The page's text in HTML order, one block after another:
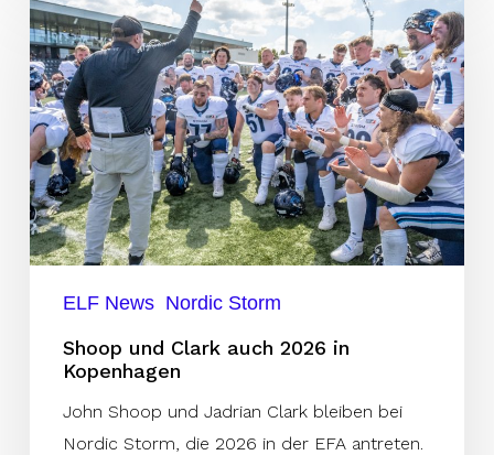
und
Clark
auch
2026
in
Kopenhagen
ELF News Nordic Storm
Shoop und Clark auch 2026 in
Kopenhagen
John Shoop und Jadrian Clark bleiben bei
Nordic Storm, die 2026 in der EFA antreten.